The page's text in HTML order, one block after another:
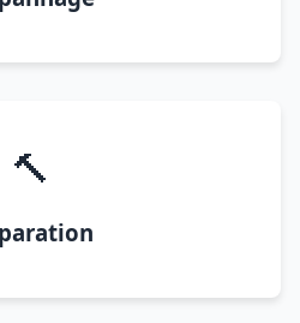
🔨